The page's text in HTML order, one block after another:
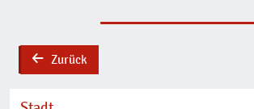
backZurück